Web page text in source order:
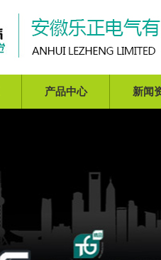
产品中心 新闻